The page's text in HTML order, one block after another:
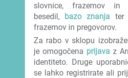
slovnice, frazemov in
besedil, bazo znanja ter
frazemov in pregovorov.
Za rabo v sklopu
je omogočena prijava z
identiteto. Druge
se lahko registrirate ali